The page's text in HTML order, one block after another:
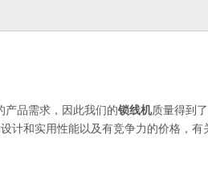
产品需求，因此我们的锁线机质量得到
计和实用性能以及有竞争力的价格，有